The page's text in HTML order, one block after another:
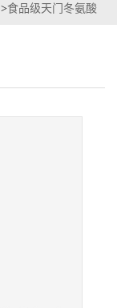
>食品级天门冬氨酸